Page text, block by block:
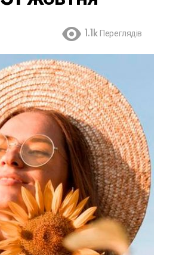
1.1k Переглядів